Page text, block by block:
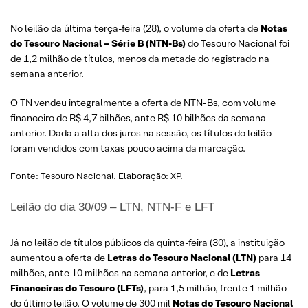
No leilão da última terça-feira (28), o volume da oferta de Notas
do Tesouro Nacional – Série B (NTN-Bs)do Tesouro Nacional foi
de 1,2 milhão de títulos, menos da metade do registrado na
semana anterior.
O TN vendeu integralmente a oferta de NTN-Bs, com volume
financeiro de R$ 4,7 bilhões, ante R$ 10 bilhões da semana
anterior. Dada a alta dos juros na sessão, os títulos do leilão
foram vendidos com taxas pouco acima da marcação.
Fonte: Tesouro Nacional. Elaboração: XP.
Leilão do dia 30/09 – LTN, NTN-F e LFT
Já no leilão de títulos públicos da quinta-feira (30), a instituição
aumentou a oferta de Letras do Tesouro Nacional (LTN) para 14
milhões, ante 10 milhões na semana anterior, e de Letras
Financeiras do Tesouro (LFTs), para 1,5 milhão, frente 1 milhão
do último leilão. O volume de 300 mil Notas do Tesouro Nacional